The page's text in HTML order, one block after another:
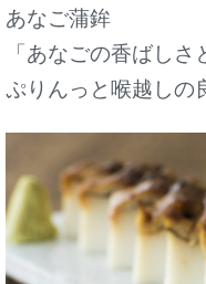
あなご蒲鉾
「あなごの香ばしさ
ぷりんっと喉越しの